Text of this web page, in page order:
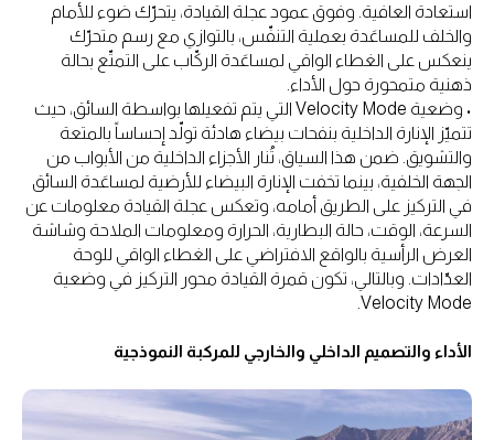
استعادة العافية. وفوق عمود عجلة القيادة، يتحرّك ضوء للأمام
والخلف للمساعَدة بعملية التنفّس، بالتوازي مع رسم متحرّك
ينعكس على الغطاء الواقي لمساعَدة الركّاب على التمتّع بحالة
ذهنية متمحورة حول الأداء.
• وضعية Velocity Mode التي يتم تفعيلها بواسطة السائق، حيث
تتميّز الإنارة الداخلية بنفحات بيضاء هادئة تولّد إحساساً بالمتعة
والتشويق. ضمن هذا السياق، تُنار الأجزاء الداخلية من الأبواب من
الجهة الخلفية، بينما تخفت الإنارة البيضاء للأرضية لمساعَدة السائق
في التركيز على الطريق أمامه، وتعكس عجلة القيادة معلومات عن
السرعة، الوقت، حالة البطارية، الحرارة ومعلومات الملاحة وشاشة
العرض الرأسية بالواقع الافتراضي على الغطاء الواقي للوحة
العدّادات. وبالتالي، تكون قمرة القيادة محور التركيز في وضعية
Velocity Mode.
الأداء والتصميم الداخلي والخارجي للمركبة النموذجية